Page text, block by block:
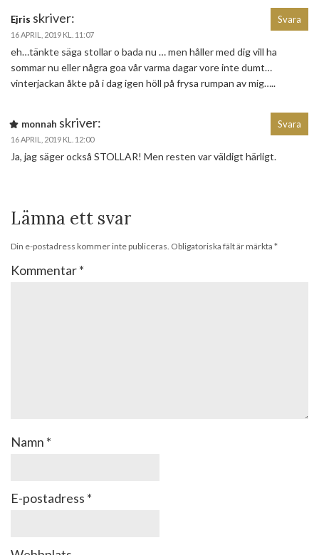
Ejris skriver:
16 APRIL, 2019 KL. 11:07
eh…tänkte säga stollar o bada nu … men håller med dig vill ha
sommar nu eller några goa vår varma dagar vore inte dumt…
vinterjackan åkte på i dag igen höll på frysa rumpan av mig…..
Svara
monnah skriver:
16 APRIL, 2019 KL. 12:00
Ja, jag säger också STOLLAR! Men resten var väldigt härligt.
Svara
Lämna ett svar
Din e-postadress kommer inte publiceras. Obligatoriska fält är märkta *
Kommentar*
Namn *
E-postadress *